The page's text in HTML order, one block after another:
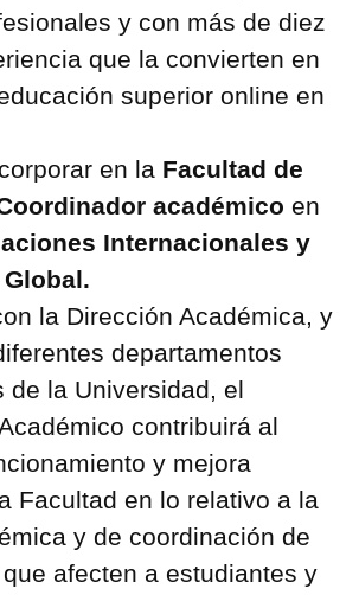
y con más de diez
que la convierten en
superior online en
en la Facultad de
académico en
Internacionales y
la Dirección Académica, y
departamentos
de la Universidad, el
contribuirá al
y mejora
Facultad en lo relativo a la
y de coordinación de
afecten a estudiantes y